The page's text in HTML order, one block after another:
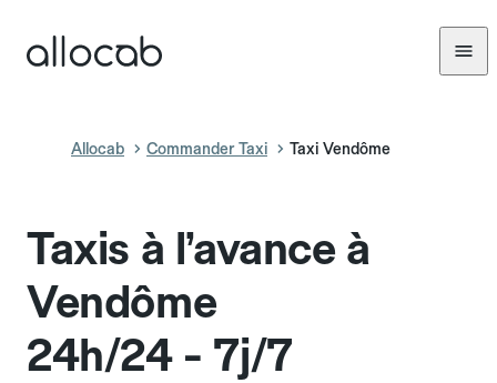
Allocab Commander Taxi Taxi Vendôme
Taxis à l’avance à
Vendôme
24h/24 - 7j/7